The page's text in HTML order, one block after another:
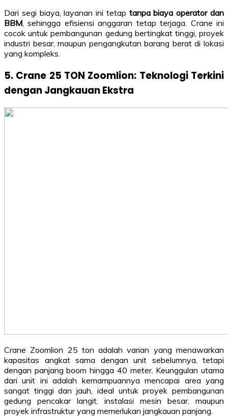
Dari segi biaya, layanan ini tetap tanpa biaya operator dan
BBM, sehingga efisiensi anggaran tetap terjaga. Crane ini
cocok untuk pembangunan gedung bertingkat tinggi, proyek
industri besar, maupun pengangkutan barang berat di lokasi
yang kompleks.
5. Crane 25 TON Zoomlion: Teknologi Terkini
dengan Jangkauan Ekstra
Crane Zoomlion 25 ton adalah varian yang menawarkan
kapasitas angkat sama dengan unit sebelumnya, tetapi
dengan panjang boom hingga 40 meter. Keunggulan utama
dari unit ini adalah kemampuannya mencapai area yang
sangat tinggi dan jauh, ideal untuk proyek pembangunan
gedung pencakar langit, instalasi mesin besar, maupun
proyek infrastruktur yang memerlukan jangkauan panjang.